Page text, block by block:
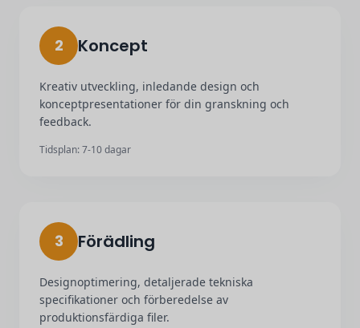
2 Koncept
Kreativ utveckling, inledande design och
konceptpresentationer för din granskning och
feedback.
Tidsplan: 7-10 dagar
3 Förädling
Designoptimering, detaljerade tekniska
specifikationer och förberedelse av
produktionsfärdiga filer.